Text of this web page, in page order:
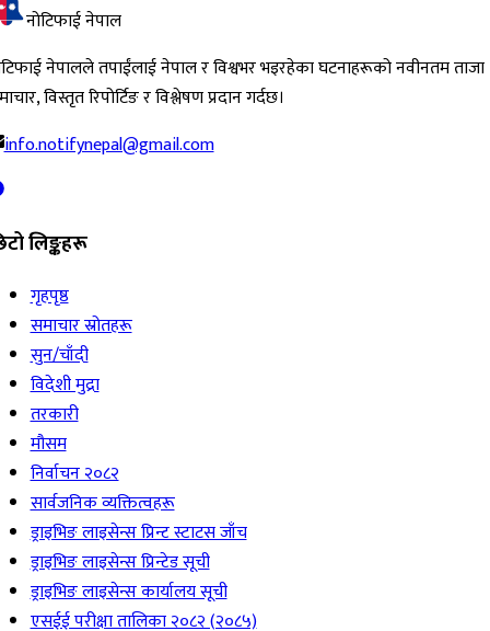
नोटिफाई नेपाल
नेपालले तपाईंलाई नेपाल र विश्वभर भइरहेका घटनाहरूको नवीनतम ताजा
विस्तृत रिपोर्टिङ र विश्लेषण प्रदान गर्दछ।
info.notifynepal@gmail.com
लिङ्कहरू
गृहपृष्ठ
समाचार स्रोतहरू
सुन/चाँदी
विदेशी मुद्रा
तरकारी
मौसम
निर्वाचन २०८२
सार्वजनिक व्यक्तित्वहरू
ड्राइभिङ लाइसेन्स प्रिन्ट स्टाटस जाँच
ड्राइभिङ लाइसेन्स प्रिन्टेड सूची
ड्राइभिङ लाइसेन्स कार्यालय सूची
एसईई परीक्षा तालिका २०८२ (२०८५)